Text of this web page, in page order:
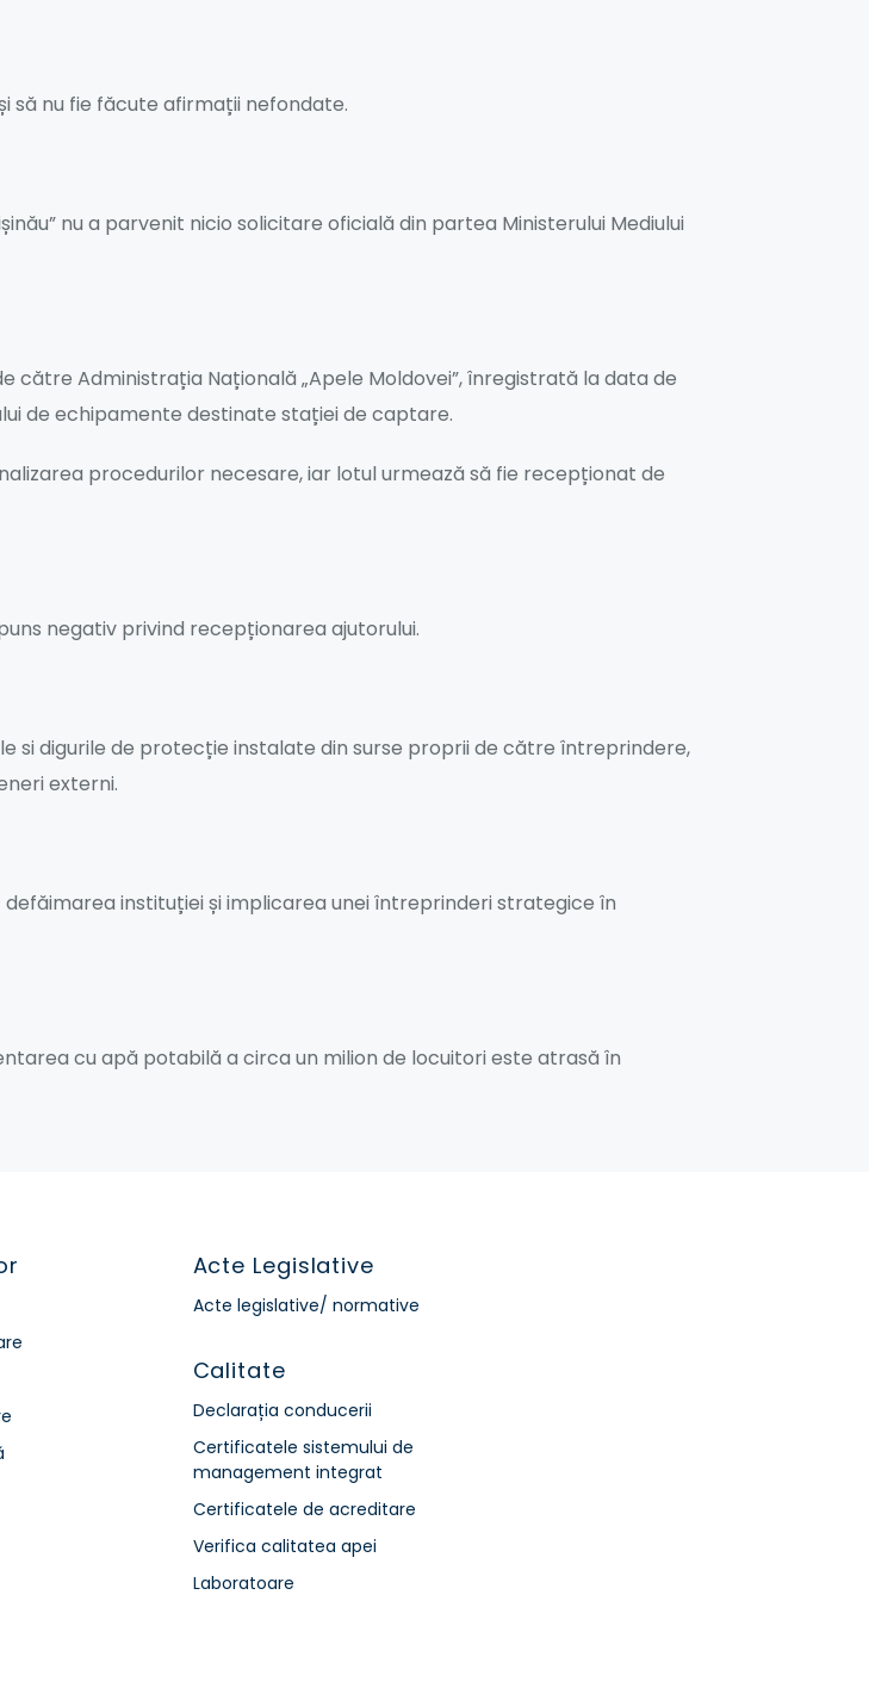
să nu fie făcute afirmații nefondate.
nu a parvenit nicio solicitare oficială din partea Ministerului Mediului
Administrația Națională „Apele Moldovei”, înregistrată la data de
de echipamente destinate stației de captare.
procedurilor necesare, iar lotul urmează să fie recepționat de
negativ privind recepționarea ajutorului.
si digurile de protecție instalate din surse proprii de către întreprindere,
externi.
instituției și implicarea unei întreprinderi strategice în
cu apă potabilă a circa un milion de locuitori este atrasă în
Acte Legislative
Acte legislative/ normative
Calitate
Declarația conducerii
Certificatele sistemului de
management integrat
Certificatele de acreditare
Verifica calitatea apei
Laboratoare